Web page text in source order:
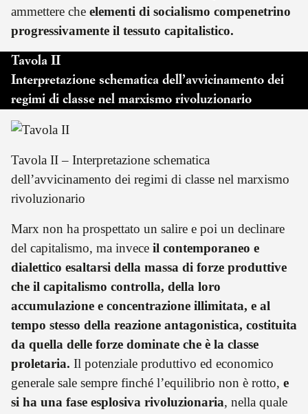
ammettere che elementi di socialismo compenetrino
progressivamente il tessuto capitalistico.
Tavola II
Interpretazione schematica dell’avvicinamento dei
regimi di classe nel marxismo rivoluzionario
Tavola II – Interpretazione schematica
dell’avvicinamento dei regimi di classe nel marxismo
rivoluzionario
Marx non ha prospettato un salire e poi un declinare
del capitalismo, ma invece il contemporaneo e
dialettico esaltarsi della massa di forze produttive
che il capitalismo controlla, della loro
accumulazione e concentrazione illimitata, e al
tempo stesso della reazione antagonistica, costituita
da quella delle forze dominate che è la classe
proletaria. Il potenziale produttivo ed economico
generale sale sempre finché l’equilibrio non è rotto, e
si ha una fase esplosiva rivoluzionaria, nella quale